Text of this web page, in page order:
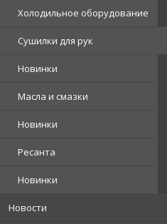
Холодильное оборудование
Сушилки для рук
Новинки
Масла и смазки
Новинки
Ресанта
Новинки
Новости